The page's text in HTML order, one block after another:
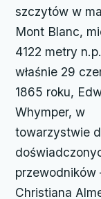
szczytów w
Mont Blanc,
4122 metry
właśnie 29
1865 roku,
Whymper, w
towarzystwie
przewodników
Christiana